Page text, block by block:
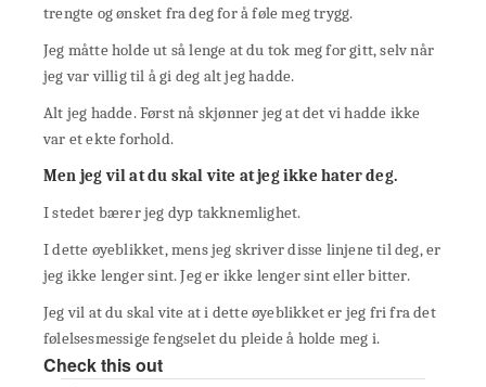
trengte og ønsket fra deg for å føle meg trygg.
Jeg måtte holde ut så lenge at du tok meg for gitt, selv når
jeg var villig til å gi deg alt jeg hadde.
Alt jeg hadde. Først nå skjønner jeg at det vi hadde ikke
var et ekte forhold.
Men jeg vil at du skal vite at jeg ikke hater deg.
I stedet bærer jeg dyp takknemlighet.
I dette øyeblikket, mens jeg skriver disse linjene til deg, er
jeg ikke lenger sint. Jeg er ikke lenger sint eller bitter.
Jeg vil at du skal vite at i dette øyeblikket er jeg fri fra det
følelsesmessige fengselet du pleide å holde meg i.
Check this out